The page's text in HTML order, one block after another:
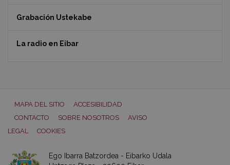
Grabación Ustekabe
La radio en Eibar
MAPA DEL SITIO
ACCESIBILIDAD
CONTACTO
SOBRE NOSOTROS
AVISO
LEGAL
COOKIES
Ego Ibarra Batzordea - Eibarko Udala